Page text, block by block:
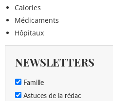
Calories
Médicaments
Hôpitaux
NEWSLETTERS
Famille
Astuces de la rédac